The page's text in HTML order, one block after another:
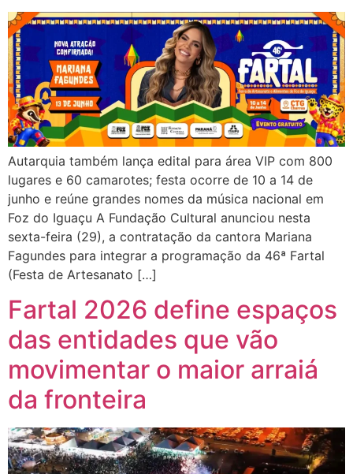
Autarquia também lança edital para área VIP com 800
lugares e 60 camarotes; festa ocorre de 10 a 14 de
junho e reúne grandes nomes da música nacional em
Foz do Iguaçu A Fundação Cultural anunciou nesta
sexta-feira (29), a contratação da cantora Mariana
Fagundes para integrar a programação da 46ª Fartal
(Festa de Artesanato […]
Fartal 2026 define espaços
das entidades que vão
movimentar o maior arraiá
da fronteira